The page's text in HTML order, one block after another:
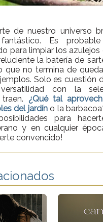
de nuestro universo
Es
para limpiar los azulejos
la batería de
que no termina de
Solo es cuestión
con la
¿Qué tal
del jardíno la
para
y en cualquier
convencido!